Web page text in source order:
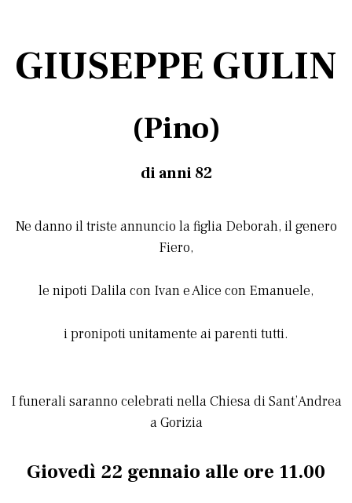
GIUSEPPE GULIN
(Pino)
di anni 82
Ne danno il triste annuncio la figlia Deborah, il genero
Fiero,
le nipoti Dalila con Ivan e Alice con Emanuele,
i pronipoti unitamente ai parenti tutti.
I funerali saranno celebrati nella Chiesa di Sant’Andrea
a Gorizia
Giovedì 22 gennaio alle ore 11.00